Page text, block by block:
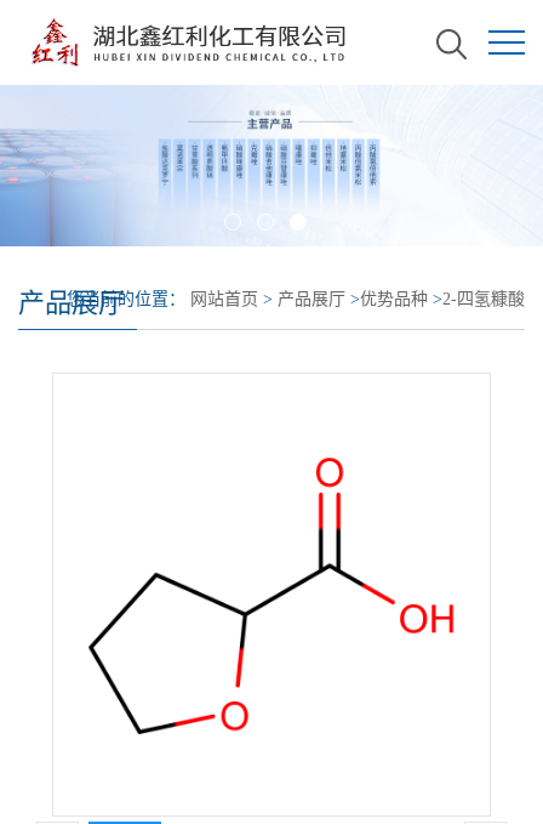
产品展厅
您当前的位置： 网站首页 > 产品展厅 >优势品种 >2-四氢糠酸